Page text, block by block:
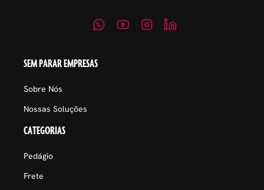
SEM PARAR EMPRESAS
Sobre Nós
Nossas Soluções
CATEGORIAS
Pedágio
Frete